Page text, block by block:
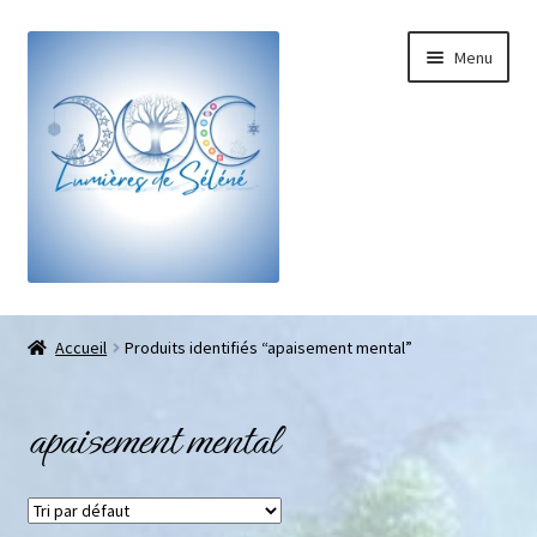
Menu
Boutique
Galets pouce anti-stress
Pendentifs sifflet et fioles
Accueil Produits identifiés “apaisement mental”
apaisement mental